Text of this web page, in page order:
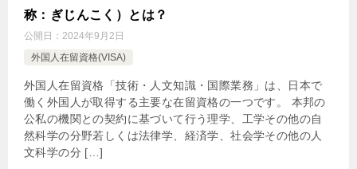
称：ぎじんこく）とは？
公開日： 2024年9月2日
外国人在留資格(VISA)
外国人在留資格「技術・人文知識・国際業務」は、日本で
働く外国人が取得する主要な在留資格の一つです。 本邦の
公私の機関との契約に基づいて行う理学、工学その他の自
然科学の分野若しくは法律学、経済学、社会学その他の人
文科学の分 […]